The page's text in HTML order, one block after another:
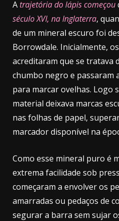
Atrajetória do lápiscomeçou
século XVI, na Inglaterra,
de um mineral escuro foi
Borrowdale. Inicialmente,
acreditaram que se tratava
chumbo negro e passaram
para marcar ovelhas. Logo
material deixava marcas
nas folhas de papel,
marcador disponível na
Como esse mineral puro é
extrema facilidade sob
começaram a envolver os
amarradas ou pedaços de
segurar a barra sem sujar